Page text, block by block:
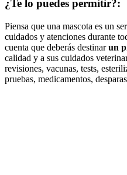
¿Te lo puedes permitir?:
Piensa que una mascota es un
cuidados y atenciones durante
cuenta que deberás destinarun
calidad y a sus cuidados
revisiones, vacunas, tests,
pruebas, medicamentos,